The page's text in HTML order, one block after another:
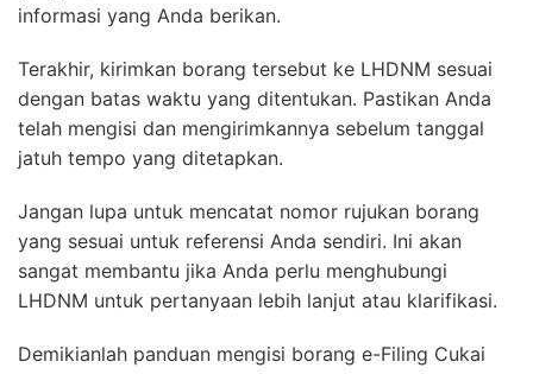
informasi yang Anda berikan.
Terakhir, kirimkan borang tersebut ke LHDNM sesuai
dengan batas waktu yang ditentukan. Pastikan Anda
telah mengisi dan mengirimkannya sebelum tanggal
jatuh tempo yang ditetapkan.
Jangan lupa untuk mencatat nomor rujukan borang
yang sesuai untuk referensi Anda sendiri. Ini akan
sangat membantu jika Anda perlu menghubungi
LHDNM untuk pertanyaan lebih lanjut atau klarifikasi.
Demikianlah panduan mengisi borang e-Filing Cukai